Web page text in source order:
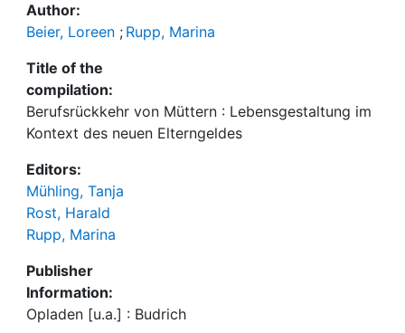
Author:
Beier, Loreen ; Rupp, Marina
Title of the
compilation:
Berufsrückkehr von Müttern : Lebensgestaltung im
Kontext des neuen Elterngeldes
Editors:
Mühling, Tanja
Rost, Harald
Rupp, Marina
Publisher
Information:
Opladen [u.a.] : Budrich